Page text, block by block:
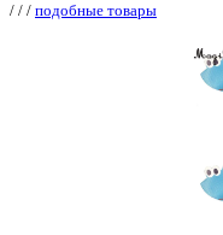
/ / / подобные товары